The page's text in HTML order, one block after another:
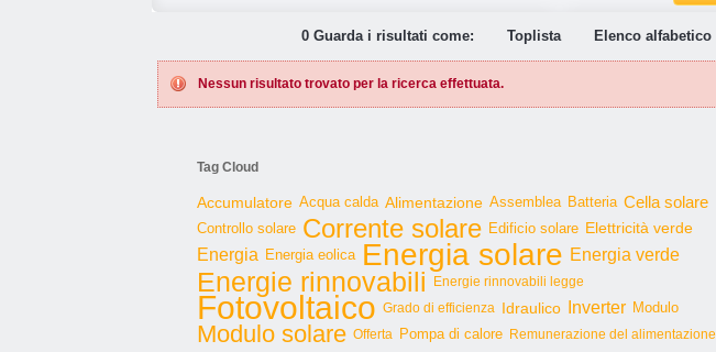
0 Guarda i risultati come: Toplista Elenco alfabetico
Nessun risultato trovato per la ricerca effettuata.
Tag Cloud
Accumulatore Acqua calda Alimentazione Assemblea Batteria Cella solare
Controllo solare Corrente solare Edificio solare Elettricità verde
Energia Energia eolica Energia solare Energia verde
Energie rinnovabili Energie rinnovabili legge
Fotovoltaico Grado di efficienza Idraulico Inverter Modulo
Modulo solare Offerta Pompa di calore Remunerazione del alimentazione